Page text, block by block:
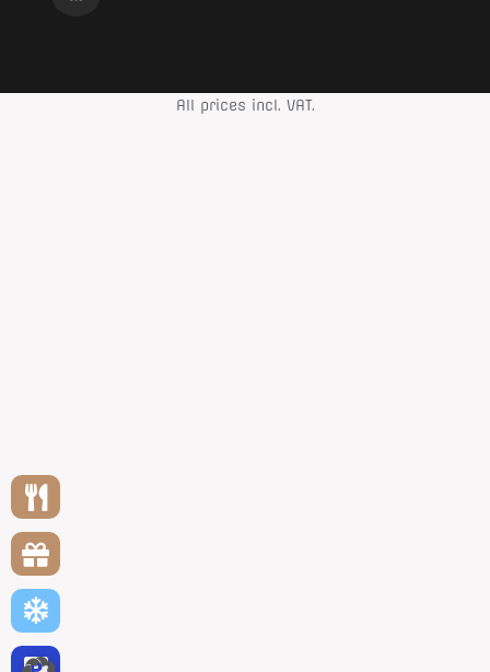
All prices incl. VAT.